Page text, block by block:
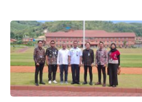
Didapuk Jadi Ketua